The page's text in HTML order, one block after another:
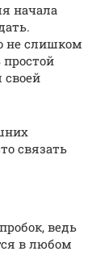
начала
не слишком
своей
связать
ведь
в любом